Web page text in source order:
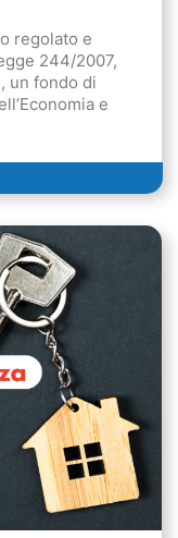
regolato e
244/2007,
un fondo di
e